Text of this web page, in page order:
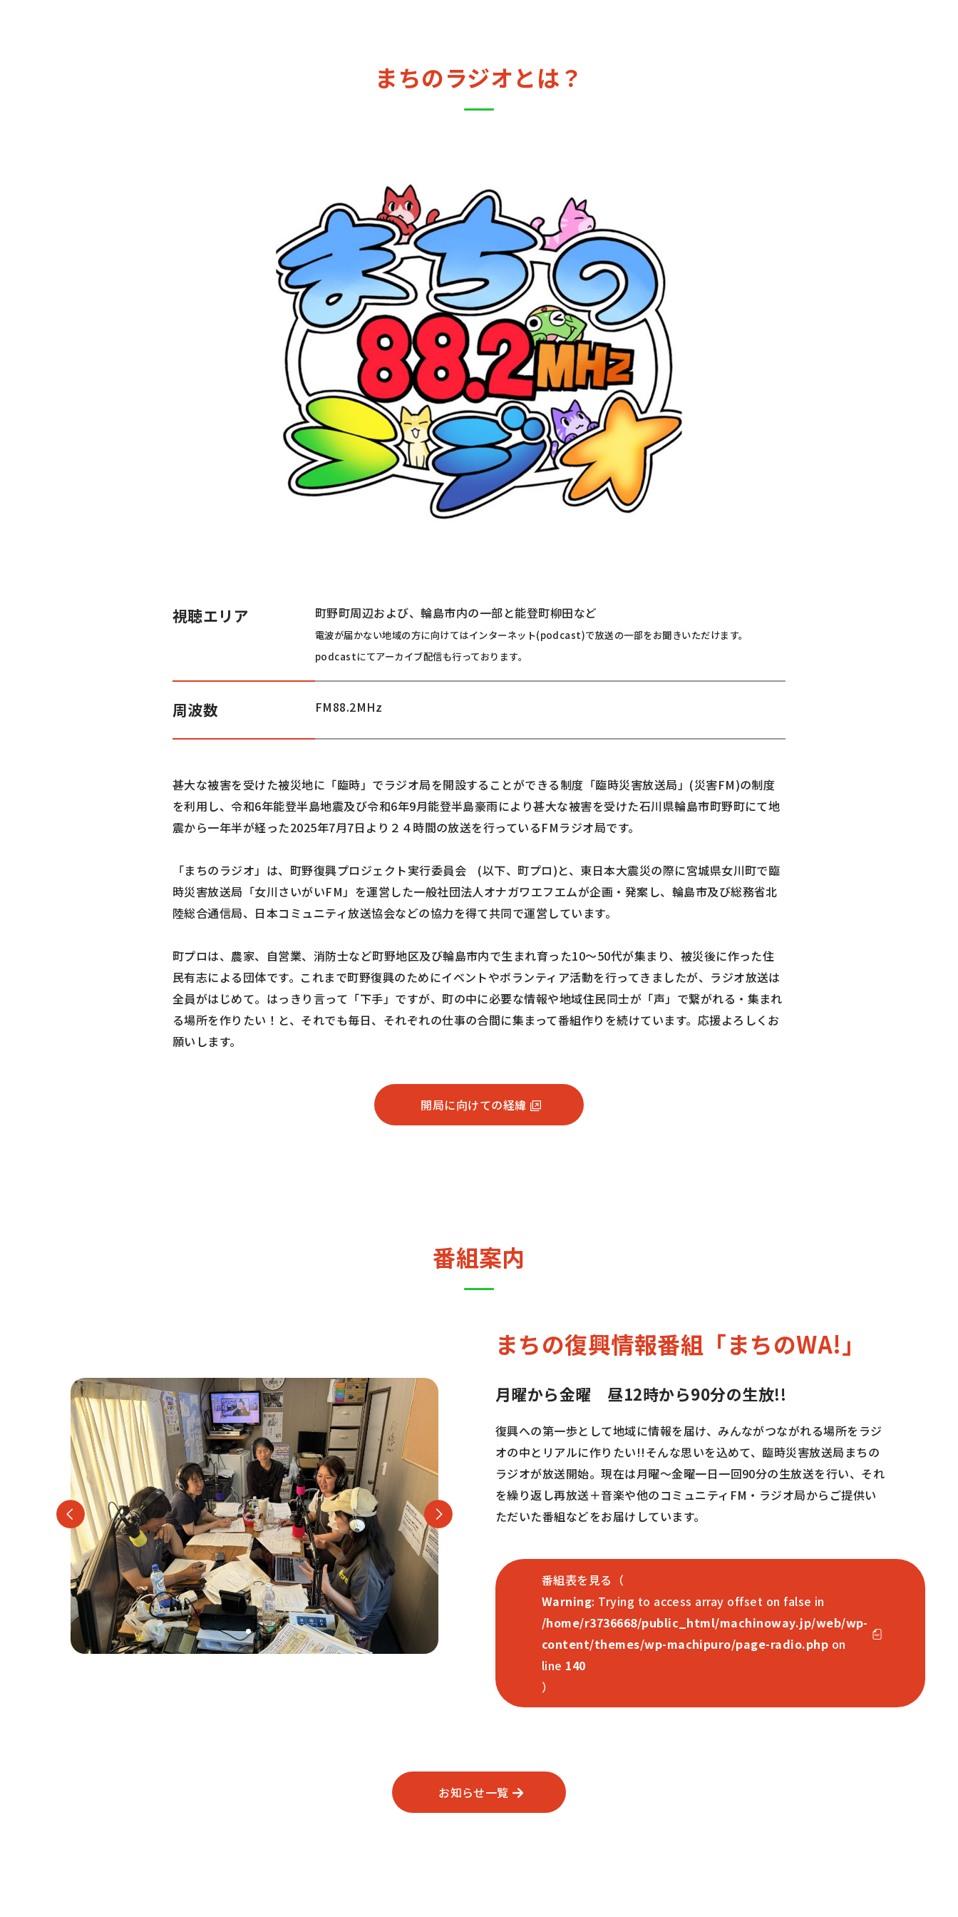
まちのラジオとは？
視聴エリア 町野町周辺および、輪島市内の一部と能登町柳田など
電波が届かない地域の方に向けてはインターネット(podcast)で放送の一部をお聞きいただけます。
podcastにてアーカイブ配信も行っております。
周波数 FM88.2MHz
甚大な被害を受けた被災地に「臨時」でラジオ局を開設することができる制度「臨時災害放送局」(災害FM)の制度
を利用し、令和6年能登半島地震及び令和6年9月能登半島豪雨により甚大な被害を受けた石川県輪島市町野町にて地
震から一年半が経った2025年7月7日より２４時間の放送を行っているFMラジオ局です。
「まちのラジオ」は、町野復興プロジェクト実行委員会 (以下、町プロ)と、東日本大震災の際に宮城県女川町で臨
時災害放送局「女川さいがいFM」を運営した一般社団法人オナガワエフエムが企画・発案し、輪島市及び総務省北
陸総合通信局、日本コミュニティ放送協会などの協力を得て共同で運営しています。
町プロは、農家、自営業、消防士など町野地区及び輪島市内で生まれ育った10～50代が集まり、被災後に作った住
民有志による団体です。これまで町野復興のためにイベントやボランティア活動を行ってきましたが、ラジオ放送は
全員がはじめて。はっきり言って「下手」ですが、町の中に必要な情報や地域住民同士が「声」で繋がれる・集まれ
る場所を作りたい！と、それでも毎日、それぞれの仕事の合間に集まって番組作りを続けています。応援よろしくお
願いします。
開局に向けての経緯
番組案内
まちの復興情報番組 「まちのWA!」
月曜から金曜 昼12時から90分の生放!!
復興への第一歩として地域に情報を届け、みんながつながれる場所をラジ
オの中とリアルに作りたい!!そんな思いを込めて、臨時災害放送局まちの
ラジオが放送開始。現在は月曜～金曜一日一回90分の生放送を行い、それ
を繰り返し再放送＋音楽や他のコミュニティFM・ラジオ局からご提供い
ただいた番組などをお届けしています。
番組表を見る（
Warning: Trying to access array offset on false in
/home/r3736668/public_html/machinoway.jp/web/wp-
content/themes/wp-machipuro/page-radio.php on
line 140
）
お知らせ一覧